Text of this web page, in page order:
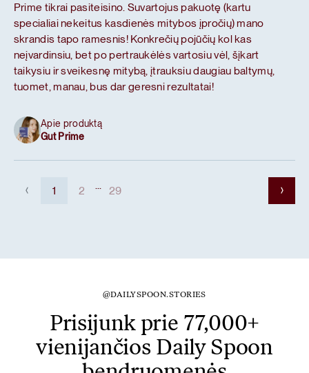
Prime tikrai pasiteisino. Suvartojus pakuotę (kartu
specialiai nekeitus kasdienės mitybos įpročių) mano
skrandis tapo ramesnis! Konkrečių pojūčių kol kas
neįvardinsiu, bet po pertraukėlės vartosiu vėl, šįkart
taikysiu ir sveikesnę mitybą, įtrauksiu daugiau baltymų,
tuomet, manau, bus dar geresni rezultatai!
Apie produktą
Gut Prime
1 2 29
@DAILYSPOON.STORIES
Prisijunk prie 77,000+
vienijančios Daily Spoon